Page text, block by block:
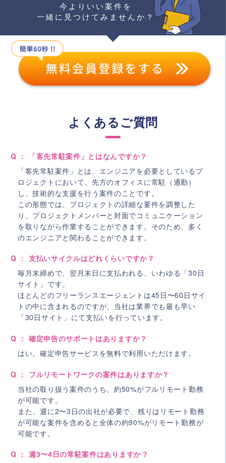
今よりいい案件を
一緒に見つけてみませんか？
よくあるご質問
Q ： 「客先常駐案件」とはなんですか？
「客先常駐案件」とは、エンジニアを必要としているプ
ロジェクトにおいて、先方のオフィスに常駐（通勤）
し、技術的な支援を行う案件のことです。
この形態では、プロジェクトの詳細な要件を調整した
り、プロジェクトメンバーと対面でコミュニケーション
を取りながら作業することができます。そのため、多く
のエンジニアと関わることができます。
Q ： 支払いサイクルはどれくらいですか？
毎月末締めで、翌月末日に支払われる、いわゆる「30日
サイト」です。
ほとんどのフリーランスエージェントは45日〜60日サイ
トの中に含まれるのですが、当社は業界でも最も早い
「30日サイト」にて支払いを行っています。
Q ： 確定申告のサポートはありますか？
はい。確定申告サービスを無料で利用いただけます。
Q ： フルリモートワークの案件はありますか？
当社の取り扱う案件のうち、約50%がフルリモート勤務
が可能です。
また、週に2〜3日の出社が必要で、残りはリモート勤務
が可能な案件を含めると全体の約90%がリモート勤務が
可能です。
Q ： 週3〜4日の常駐案件はありますか？